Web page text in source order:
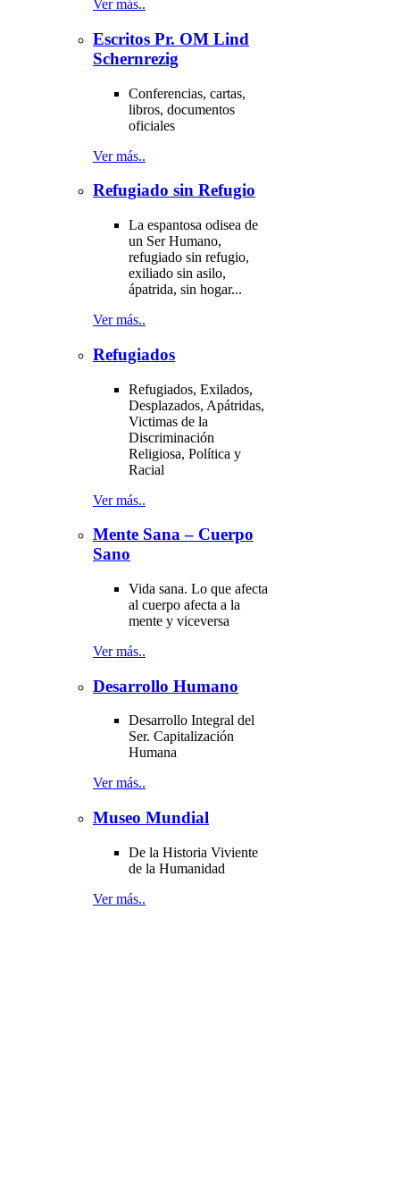
Ver más..
Escritos Pr. OM Lind
Schernrezig
Conferencias, cartas,
libros, documentos
oficiales
Ver más..
Refugiado sin Refugio
La espantosa odisea de
un Ser Humano,
refugiado sin refugio,
exiliado sin asilo,
ápatrida, sin hogar...
Ver más..
Refugiados
Refugiados, Exilados,
Desplazados, Apátridas,
Victimas de la
Discriminación
Religiosa, Política y
Racial
Ver más..
Mente Sana – Cuerpo
Sano
Vida sana. Lo que afecta
al cuerpo afecta a la
mente y viceversa
Ver más..
Desarrollo Humano
Desarrollo Integral del
Ser. Capitalización
Humana
Ver más..
Museo Mundial
De la Historia Viviente
de la Humanidad
Ver más..